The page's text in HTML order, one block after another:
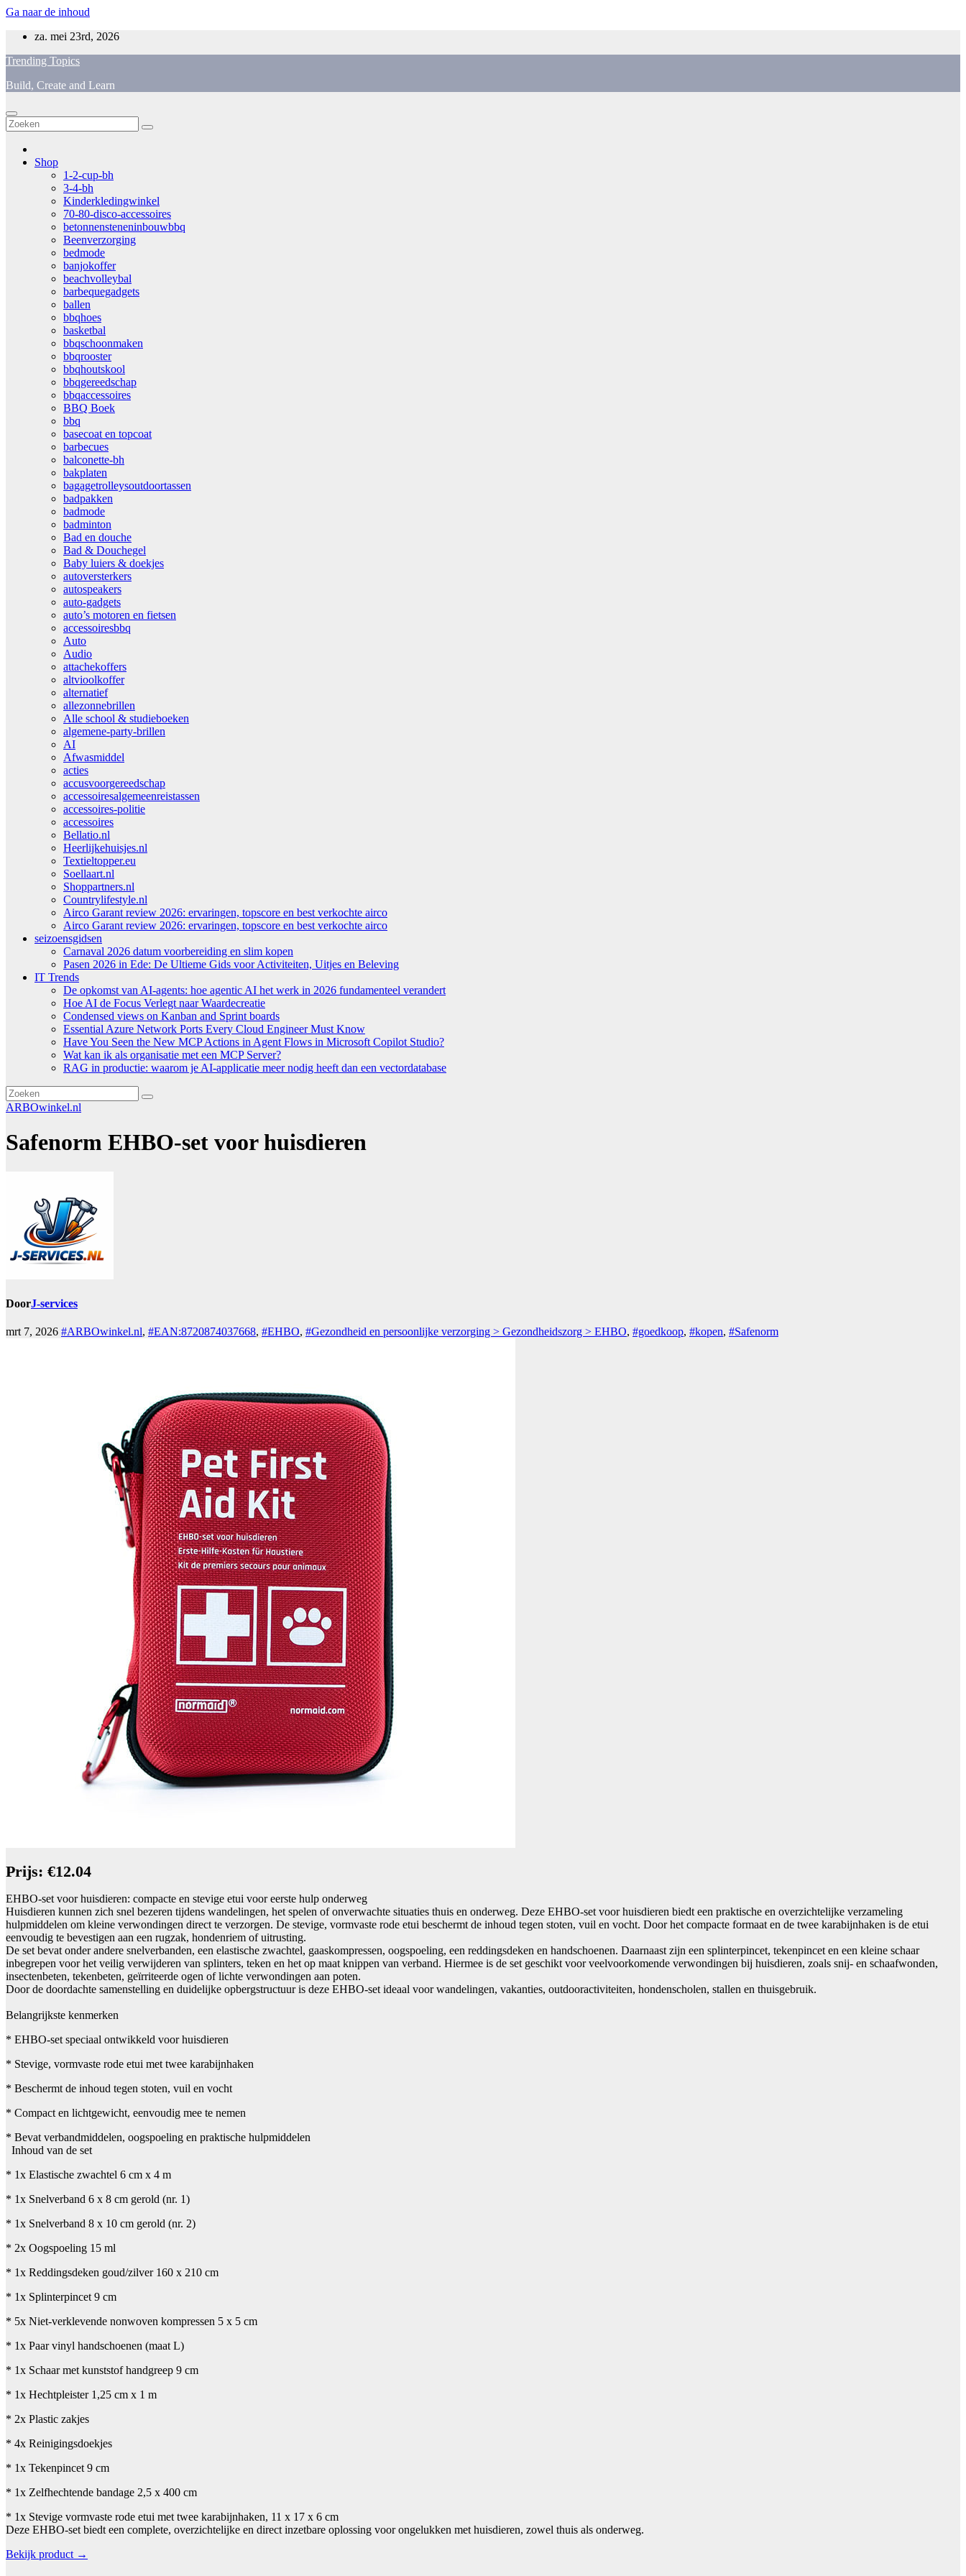
Ga naar de inhoud
za. mei 23rd, 2026
Trending Topics
Build, Create and Learn
Shop
1-2-cup-bh
3-4-bh
Kinderkledingwinkel
70-80-disco-accessoires
betonnensteneninbouwbbq
Beenverzorging
bedmode
banjokoffer
beachvolleybal
barbequegadgets
ballen
bbqhoes
basketbal
bbqschoonmaken
bbqrooster
bbqhoutskool
bbqgereedschap
bbqaccessoires
BBQ Boek
bbq
basecoat en topcoat
barbecues
balconette-bh
bakplaten
bagagetrolleysoutdoortassen
badpakken
badmode
badminton
Bad en douche
Bad & Douchegel
Baby luiers & doekjes
autoversterkers
autospeakers
auto-gadgets
auto’s motoren en fietsen
accessoiresbbq
Auto
Audio
attachekoffers
altvioolkoffer
alternatief
allezonnebrillen
Alle school & studieboeken
algemene-party-brillen
AI
Afwasmiddel
acties
accusvoorgereedschap
accessoiresalgemeenreistassen
accessoires-politie
accessoires
Bellatio.nl
Heerlijkehuisjes.nl
Textieltopper.eu
Soellaart.nl
Shoppartners.nl
Countrylifestyle.nl
Airco Garant review 2026: ervaringen, topscore en best verkochte airco
Airco Garant review 2026: ervaringen, topscore en best verkochte airco
seizoensgidsen
Carnaval 2026 datum voorbereiding en slim kopen
Pasen 2026 in Ede: De Ultieme Gids voor Activiteiten, Uitjes en Beleving
IT Trends
De opkomst van AI-agents: hoe agentic AI het werk in 2026 fundamenteel verandert
Hoe AI de Focus Verlegt naar Waardecreatie
Condensed views on Kanban and Sprint boards
Essential Azure Network Ports Every Cloud Engineer Must Know
Have You Seen the New MCP Actions in Agent Flows in Microsoft Copilot Studio?
Wat kan ik als organisatie met een MCP Server?
RAG in productie: waarom je AI-applicatie meer nodig heeft dan een vectordatabase
ARBOwinkel.nl
Safenorm EHBO-set voor huisdieren
DoorJ-services
mrt 7, 2026 #ARBOwinkel.nl, #EAN:8720874037668, #EHBO, #Gezondheid en persoonlijke verzorging > Gezondheidszorg > EHBO, #goedkoop, #kopen, #Safenorm
Prijs: €12.04
EHBO-set voor huisdieren: compacte en stevige etui voor eerste hulp onderweg
Huisdieren kunnen zich snel bezeren tijdens wandelingen, het spelen of onverwachte situaties thuis en onderweg. Deze EHBO-set voor huisdieren biedt een praktische en overzichtelijke verzameling
hulpmiddelen om kleine verwondingen direct te verzorgen. De stevige, vormvaste rode etui beschermt de inhoud tegen stoten, vuil en vocht. Door het compacte formaat en de twee karabijnhaken is de etui
eenvoudig te bevestigen aan een rugzak, hondenriem of uitrusting.
De set bevat onder andere snelverbanden, een elastische zwachtel, gaaskompressen, oogspoeling, een reddingsdeken en handschoenen. Daarnaast zijn een splinterpincet, tekenpincet en een kleine schaar
inbegrepen voor het veilig verwijderen van splinters, teken en het op maat knippen van verband. Hiermee is de set geschikt voor veelvoorkomende verwondingen bij huisdieren, zoals snij- en schaafwonden,
insectenbeten, tekenbeten, geïrriteerde ogen of lichte verwondingen aan poten.
Door de doordachte samenstelling en duidelijke opbergstructuur is deze EHBO-set ideaal voor wandelingen, vakanties, outdooractiviteiten, hondenscholen, stallen en thuisgebruik.
Belangrijkste kenmerken
* EHBO-set speciaal ontwikkeld voor huisdieren
* Stevige, vormvaste rode etui met twee karabijnhaken
* Beschermt de inhoud tegen stoten, vuil en vocht
* Compact en lichtgewicht, eenvoudig mee te nemen
* Bevat verbandmiddelen, oogspoeling en praktische hulpmiddelen
Inhoud van de set
* 1x Elastische zwachtel 6 cm x 4 m
* 1x Snelverband 6 x 8 cm gerold (nr. 1)
* 1x Snelverband 8 x 10 cm gerold (nr. 2)
* 2x Oogspoeling 15 ml
* 1x Reddingsdeken goud/zilver 160 x 210 cm
* 1x Splinterpincet 9 cm
* 5x Niet-verklevende nonwoven kompressen 5 x 5 cm
* 1x Paar vinyl handschoenen (maat L)
* 1x Schaar met kunststof handgreep 9 cm
* 1x Hechtpleister 1,25 cm x 1 m
* 2x Plastic zakjes
* 4x Reinigingsdoekjes
* 1x Tekenpincet 9 cm
* 1x Zelfhechtende bandage 2,5 x 400 cm
* 1x Stevige vormvaste rode etui met twee karabijnhaken, 11 x 17 x 6 cm
Deze EHBO-set biedt een complete, overzichtelijke en direct inzetbare oplossing voor ongelukken met huisdieren, zowel thuis als onderweg.
Bekijk product →